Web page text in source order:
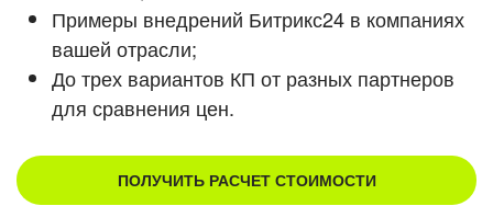
Примеры внедрений Битрикс24 в компаниях
вашей отрасли;
До трех вариантов КП от разных партнеров
для сравнения цен.
ПОЛУЧИТЬ РАСЧЕТ СТОИМОСТИ